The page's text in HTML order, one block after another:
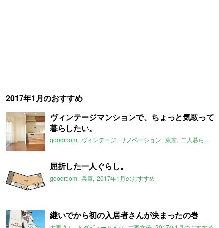
2017年1月のおすすめ
ヴィンテージマンションで、ちょっと気取って
暮らしたい。
goodroom ヴィンテージ リノベーション 東京 二人暮らし
屈折した一人ぐらし。
goodroom 兵庫 2017年1月のおすすめ
継いでから初の入居者さんが決まったの巻